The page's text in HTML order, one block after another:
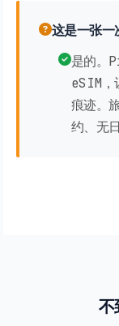
这是一张
是的。
eSIM，
痕迹。
约、无
不